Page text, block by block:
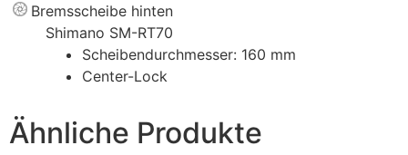
Bremsscheibe hinten
Shimano SM-RT70
Scheibendurchmesser: 160 mm
Center-Lock
Ähnliche Produkte